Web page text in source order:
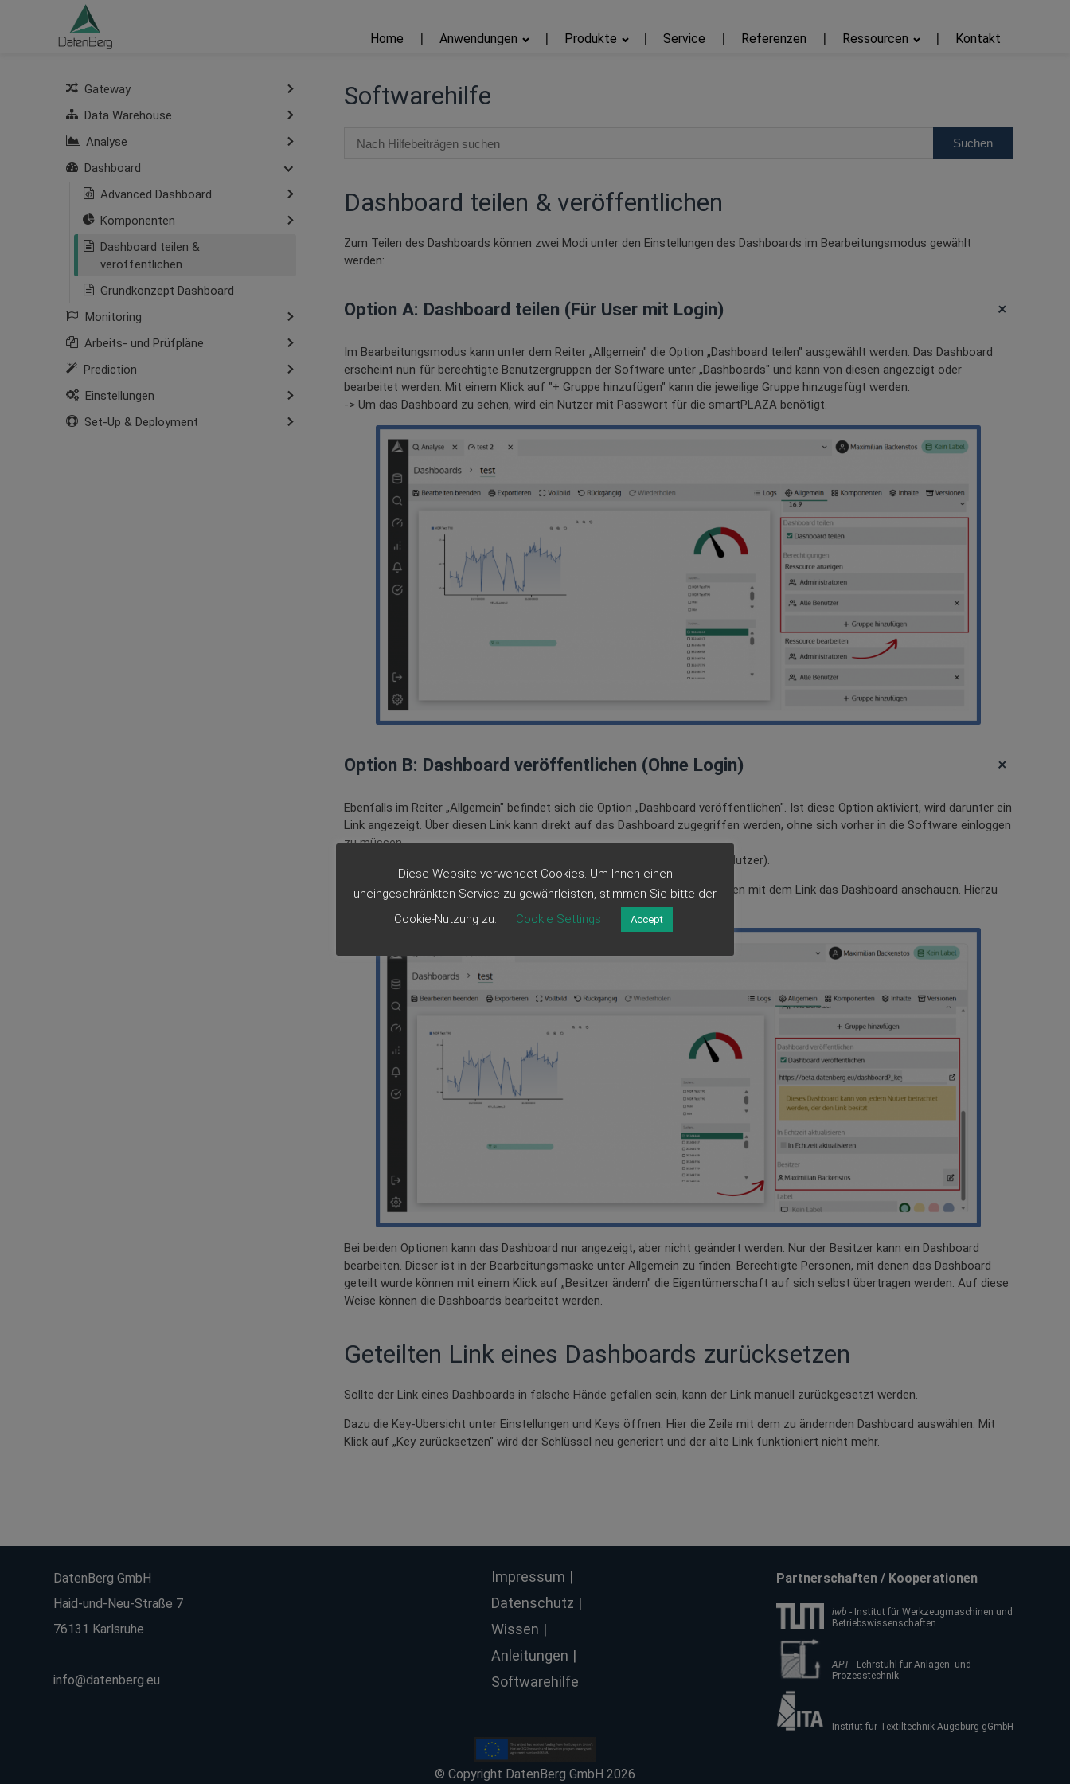
Home Anwendungen Produkte Service Referenzen Ressourcen Kontakt
Softwarehilfe
Dashboard teilen & veröffentlichen
Zum Teilen des Dashboards können zwei Modi unter den Einstellungen des Dashboards im Bearbeitungsmodus gewählt
werden:
Option A: Dashboard teilen (Für User mit Login) +
Im Bearbeitungsmodus kann unter dem Reiter „Allgemein" die Option „Dashboard teilen" ausgewählt werden. Das Dashboard
erscheint nun für berechtigte Benutzergruppen der Software unter „Dashboards" und kann von diesen angezeigt oder
bearbeitet werden. Mit einem Klick auf "+ Gruppe hinzufügen" kann die jeweilige Gruppe hinzugefügt werden.
-> Um das Dashboard zu sehen, wird ein Nutzer mit Passwort für die smartPLAZA benötigt.
Option B: Dashboard veröffentlichen (Ohne Login) +
Ebenfalls im Reiter „Allgemein" befindet sich die Option „Dashboard veröffentlichen". Ist diese Option aktiviert, wird darunter ein
Link angezeigt. Über diesen Link kann direkt auf das Dashboard zugegriffen werden, ohne sich vorher in die Software einloggen
zu müssen.
-> Jeder mit dem Link kann das Dashboard sehen (auch ohne Passwort/ Nutzer).
Achtung: Beim Klick auf „Dashboard veröffentlichen" können alle Menschen mit dem Link das Dashboard anschauen. Hierzu
Bei beiden Optionen kann das Dashboard nur angezeigt, aber nicht geändert werden. Nur der Besitzer kann ein Dashboard
bearbeiten. Dieser ist in der Bearbeitungsmaske unter Allgemein zu finden. Berechtigte Personen, mit denen das Dashboard
geteilt wurde können mit einem Klick auf „Besitzer ändern" die Eigentümerschaft auf sich selbst übertragen werden. Auf diese
Weise können die Dashboards bearbeitet werden.
Geteilten Link eines Dashboards zurücksetzen
Sollte der Link eines Dashboards in falsche Hände gefallen sein, kann der Link manuell zurückgesetzt werden.
Dazu die Key-Übersicht unter Einstellungen und Keys öffnen. Hier die Zeile mit dem zu ändernden Dashboard auswählen. Mit
Klick auf „Key zurücksetzen" wird der Schlüssel neu generiert und der alte Link funktioniert nicht mehr.
Gateway
Data Warehouse
Analyse
Dashboard
Advanced Dashboard
Komponenten
Dashboard teilen &
veröffentlichen
Grundkonzept Dashboard
Monitoring
Arbeits- und Prüfpläne
Prediction
Einstellungen
Set-Up & Deployment
DatenBerg GmbH
Haid-und-Neu-Straße 7
76131 Karlsruhe
info@datenberg.eu
Impressum
Datenschutz
Wissen
Anleitungen
Softwarehilfe
© Copyright DatenBerg GmbH 2026
Partnerschaften / Kooperationen
iwb - Institut für Werkzeugmaschinen und
Betriebswissenschaften
APT- Lehrstuhl für Anlagen- und
Prozesstechnik
Institut für Textiltechnik Augsburg gGmbH
Diese Website verwendet Cookies. Um Ihnen einen
uneingeschränkten Service zu gewährleisten, stimmen Sie bitte der
Cookie-Nutzung zu.
Cookie Settings Accept